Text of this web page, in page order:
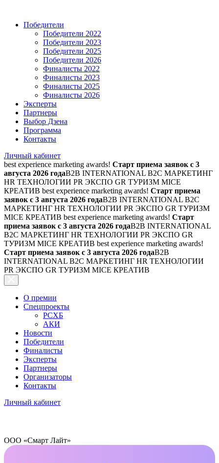
Победители
Победители 2022
Победители 2023
Победители 2025
Победители 2026
Финалисты 2022
Финалисты 2023
Финалисты 2025
Финалисты 2026
Эксперты
Партнеры
Выбор Дзена
Программа
Контакты
Личный кабинет
best experience marketing awards! Старт приема заявок с 3
августа 2026 годаB2B INTERNATIONAL B2C МАРКЕТИНГ
HR ТЕХНОЛОГИИ PR ЭКСПО GR ТУРИЗМ MICE
КРЕАТИВ best experience marketing awards! Старт приема
заявок с 3 августа 2026 годаB2B INTERNATIONAL B2C
МАРКЕТИНГ HR ТЕХНОЛОГИИ PR ЭКСПО GR ТУРИЗМ
MICE КРЕАТИВ best experience marketing awards! Старт
приема заявок с 3 августа 2026 годаB2B INTERNATIONAL
B2C МАРКЕТИНГ HR ТЕХНОЛОГИИ PR ЭКСПО GR
ТУРИЗМ MICE КРЕАТИВ best experience marketing awards!
Старт приема заявок с 3 августа 2026 годаB2B
INTERNATIONAL B2C МАРКЕТИНГ HR ТЕХНОЛОГИИ
PR ЭКСПО GR ТУРИЗМ MICE КРЕАТИВ
О премии
Спецпроекты
РСХБ
АКИ
Новости
Победители
Финалисты
Эксперты
Партнеры
Организаторы
Контакты
Личный кабинет
ООО «Смарт Лайт»